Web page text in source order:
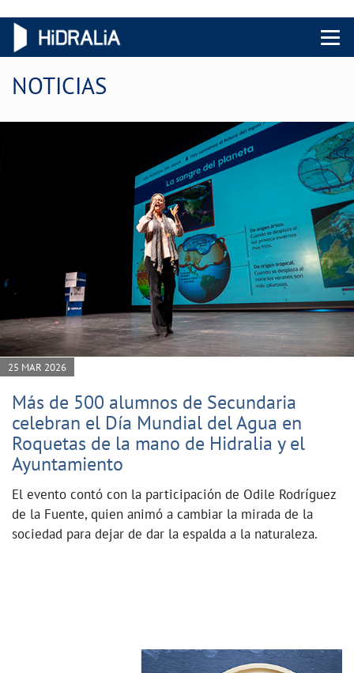
Menu
NOTICIAS
25 MAR 2026
Más de 500 alumnos de Secundaria
celebran el Día Mundial del Agua en
Roquetas de la mano de Hidralia y el
Ayuntamiento
El evento contó con la participación de Odile Rodríguez
de la Fuente, quien animó a cambiar la mirada de la
sociedad para dejar de dar la espalda a la naturaleza.